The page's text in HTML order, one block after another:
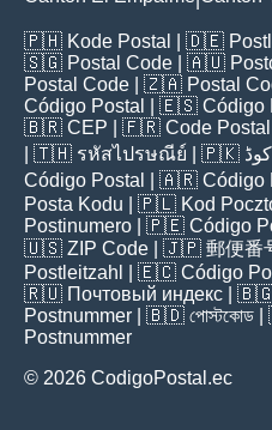
🇵🇭 Kode Postal | 🇩🇪
🇸🇬 Postal Code | 🇦🇺
Postal Code | 🇿🇦 Postal
Código Postal
| 🇪🇸 Código
🇧🇷 CEP | 🇫🇷 Code Postal
| 🇹🇭 รหัสไปรษณีย์ | 🇵🇰
Código Postal
| 🇦🇷 Código
Posta Kodu | 🇵🇱 Kod
Postinumero | 🇵🇪 Código
🇺🇸 ZIP Code | 🇯🇵 郵便番
Postleitzahl
| 🇪🇨 Código
🇷🇺 Почтовый индекс |
Postnummer | 🇧🇩 পোস্টকোড
Postnummer
© 2026 CodigoPostal.ec